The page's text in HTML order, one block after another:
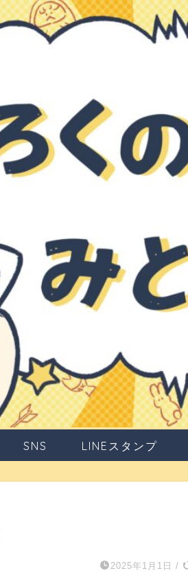
SNS LINEスタンプ
2025年1月1日 /